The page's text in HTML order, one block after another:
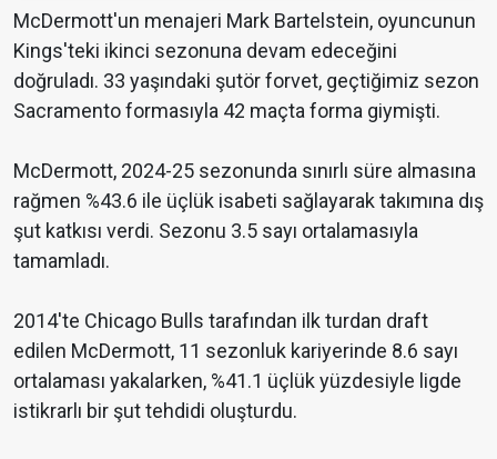
McDermott'un menajeri Mark Bartelstein, oyuncunun
Kings'teki ikinci sezonuna devam edeceğini
doğruladı. 33 yaşındaki şutör forvet, geçtiğimiz sezon
Sacramento formasıyla 42 maçta forma giymişti.
McDermott, 2024-25 sezonunda sınırlı süre almasına
rağmen %43.6 ile üçlük isabeti sağlayarak takımına dış
şut katkısı verdi. Sezonu 3.5 sayı ortalamasıyla
tamamladı.
2014'te Chicago Bulls tarafından ilk turdan draft
edilen McDermott, 11 sezonluk kariyerinde 8.6 sayı
ortalaması yakalarken, %41.1 üçlük yüzdesiyle ligde
istikrarlı bir şut tehdidi oluşturdu.